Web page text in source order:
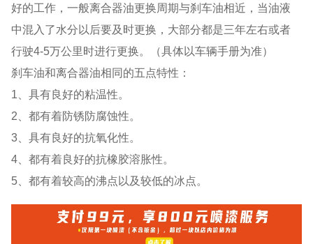
好的工作，一般离合器油更换周期与刹车油相近，当油液
中混入了水分以后要及时更换，大部分都是三年左右或者
行驶4-5万公里时进行更换。（具体以车辆手册为准）
刹车油和离合器油相同的五点特性：
1、具有良好的粘温性。
2、都有着防锈防腐蚀性。
3、具有良好的抗氧化性。
4、都有着良好的抗橡胶溶胀性。
5、都有着较高的沸点以及较低的冰点。